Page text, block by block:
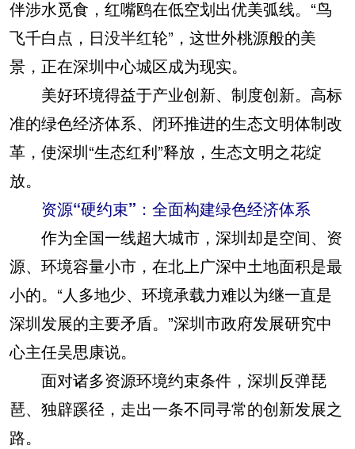
伴涉水觅食，红嘴鸥在低空划出优美弧线。“鸟
飞千白点，日没半红轮”，这世外桃源般的美
景，正在深圳中心城区成为现实。
美好环境得益于产业创新、制度创新。高标
准的绿色经济体系、闭环推进的生态文明体制改
革，使深圳“生态红利”释放，生态文明之花绽
放。
资源“硬约束”：全面构建绿色经济体系
作为全国一线超大城市，深圳却是空间、资
源、环境容量小市，在北上广深中土地面积是最
小的。“人多地少、环境承载力难以为继一直是
深圳发展的主要矛盾。”深圳市政府发展研究中
心主任吴思康说。
面对诸多资源环境约束条件，深圳反弹琵
琶、独辟蹊径，走出一条不同寻常的创新发展之
路。